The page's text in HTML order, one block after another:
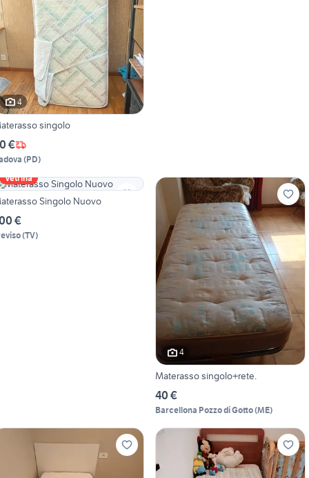
4
singolo
€
(PD)
Vetrina
Singolo Nuovo
€
(TV)
4
Materasso singolo+rete.
40 €
Barcellona Pozzo di Gotto(ME)